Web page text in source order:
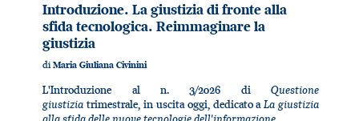
Introduzione. La giustizia di fronte alla
sfida tecnologica. Reimmaginare la
giustizia
diMaria Giuliana Civinini
L'Introduzione al n. 3/2026 di Questione
giustiziatrimestrale, in uscita oggi, dedicato aLa giustizia